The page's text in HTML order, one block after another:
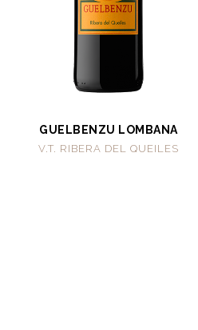
GUELBENZU LOMBANA
V.T. RIBERA DEL QUEILES